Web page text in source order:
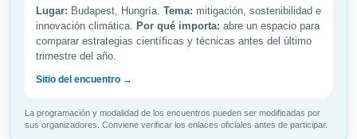
Lugar: Budapest, Hungría. Tema: mitigación, sostenibilidad e
innovación climática. Por qué importa: abre un espacio para
comparar estrategias científicas y técnicas antes del último
trimestre del año.
Sitio del encuentro →
La programación y modalidad de los encuentros pueden ser modificadas por
sus organizadores. Conviene verificar los enlaces oficiales antes de participar.